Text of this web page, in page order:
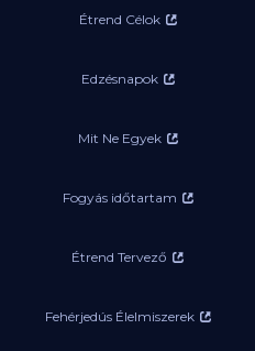
Étrend Célok
Edzésnapok
Mit Ne Egyek
Fogyás időtartam
Étrend Tervező
Fehérjedús Élelmiszerek